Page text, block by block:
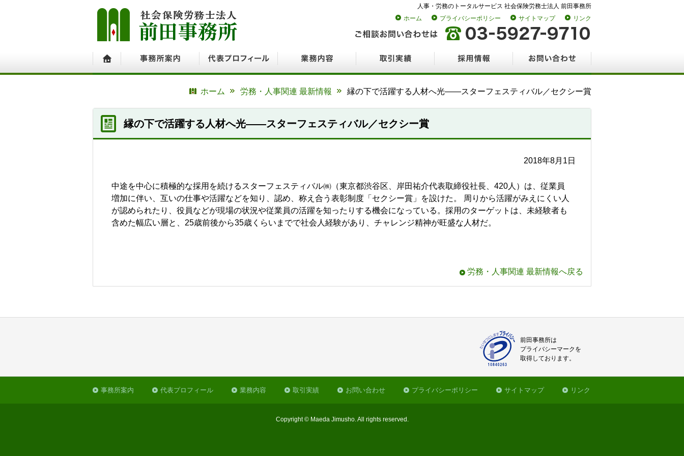
人事・労務のトータルサービス 社会保険労務士法人 前田事務所
ホーム
プライバシーポリシー サイトマップ リンク
ホーム
労務・人事関連 最新情報 縁の下で活躍する人材へ光――スターフェスティバル／セクシー賞
縁の下で活躍する人材へ光――スターフェスティバル／セクシー賞
2018年8月1日
中途を中心に積極的な採用を続けるスターフェスティバル㈱（東京都渋谷区、岸田祐介代表取締役社長、420人）は、従業員
増加に伴い、互いの仕事や活躍などを知り、認め、称え合う表彰制度「セクシー賞」を設けた。 周りから活躍がみえにくい人
が認められたり、役員などが現場の状況や従業員の活躍を知ったりする機会になっている。採用のターゲットは、未経験者も
含めた幅広い層と、25歳前後から35歳くらいまでで社会人経験があり、チャレンジ精神が旺盛な人材だ。
労務・人事関連 最新情報へ戻る
前田事務所は
プライバシーマークを
取得しております。
事務所案内 代表プロフィール 業務内容 取引実績 お問い合わせ プライバシーポリシー サイトマップ リンク
Copyright © Maeda Jimusho. All rights reserved.